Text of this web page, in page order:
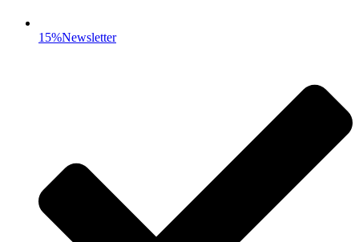
15%Newsletter